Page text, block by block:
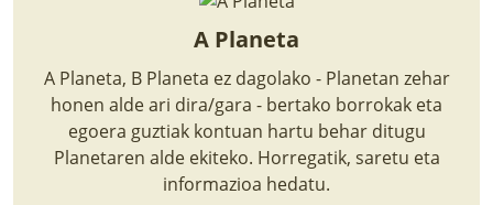
BIZI BARATZEA LIBURUA
SENDABELARRAK
ETXEKO LANDAREAK
LANDAREPEDIA
A Planeta
A Planeta, B Planeta ez dagolako - Planetan zehar
honen alde ari dira/gara - bertako borrokak eta
egoera guztiak kontuan hartu behar ditugu
Planetaren alde ekiteko. Horregatik, saretu eta
informazioa hedatu.